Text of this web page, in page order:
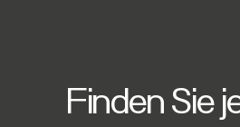
Finden Sie